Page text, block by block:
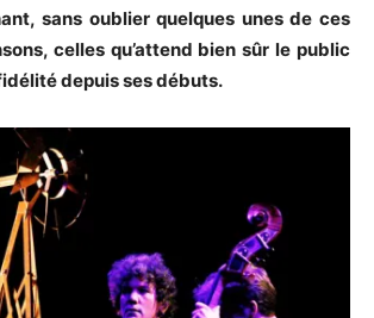
sans oublier quelques unes de ces
celles qu’attend bien sûr le public
depuis ses débuts.